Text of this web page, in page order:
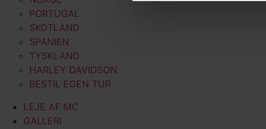
PORTUGAL
SKOTLAND
SPANIEN
TYSKLAND
HARLEY DAVIDSON
BESTIL EGEN TUR
LEJE AF MC
GALLERI